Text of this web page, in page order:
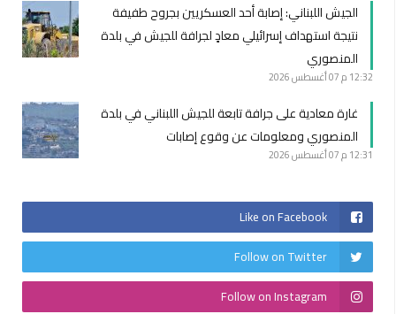
الجيش اللبناني: ‏إصابة أحد العسكريين بجروح طفيفة
نتيجة استهداف إسرائيلي معادٍ لجرافة للجيش في بلدة
المنصوري
12:32 م 07 أغسطس 2026
غارة معادية على جرافة تابعة للجيش اللبناني في بلدة
المنصوري ومعلومات عن وقوع إصابات
12:31 م 07 أغسطس 2026
Like on Facebook
Follow on Twitter
Follow on Instagram